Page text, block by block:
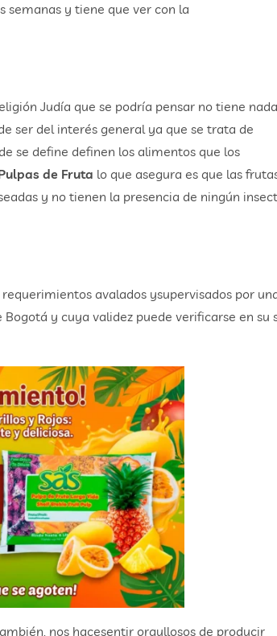
semanas y tiene que ver con la
Judía que se podría pensar no tiene nada
ser del interés general ya que se trata de
se define definen los alimentos que los
de Fruta lo que asegura es que las
y no tienen la presencia de ningún
avalados ysupervisados por
y cuya validez puede verificarse en su
nos hacesentir orgullosos de producir